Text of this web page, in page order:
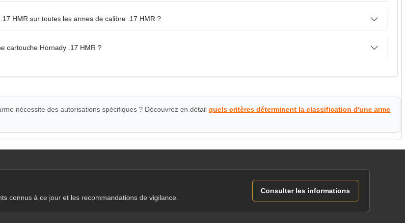
HMR sur toutes les armes de calibre .17 HMR ?
cartouche Hornady .17 HMR ?
nécessite des autorisations spécifiques ? Découvrez en détailquels critères déterminent la classification d'une arme
connus à ce jour et les recommandations de vigilance.
Consulter les informations